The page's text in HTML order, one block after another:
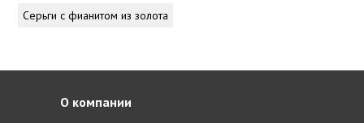
Серьги с фианитом из золота
О компании